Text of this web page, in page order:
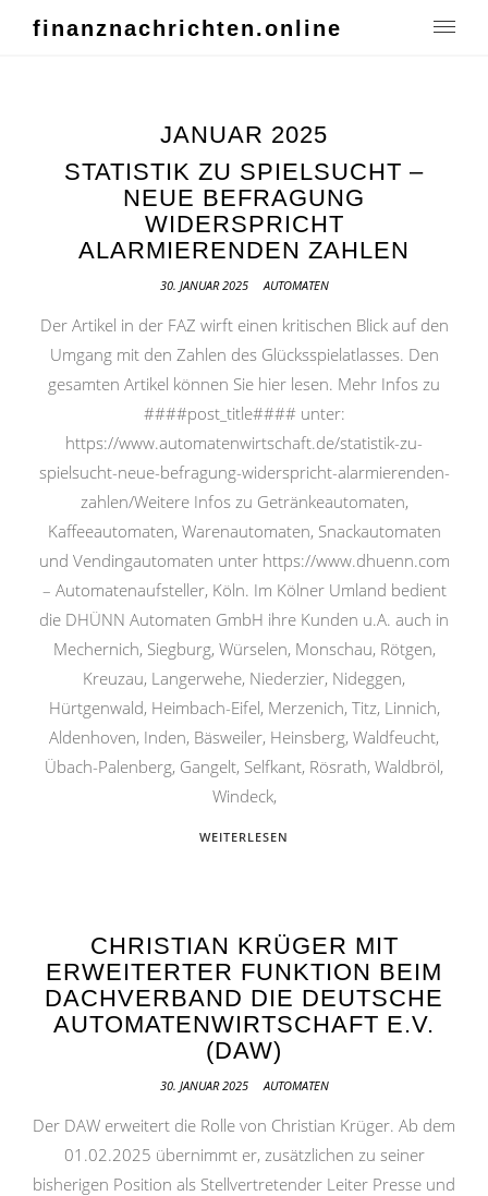
finanznachrichten.online
JANUAR 2025
STATISTIK ZU SPIELSUCHT –
NEUE BEFRAGUNG
WIDERSPRICHT
ALARMIERENDEN ZAHLEN
30. JANUAR 2025 AUTOMATEN
Der Artikel in der FAZ wirft einen kritischen Blick auf den
Umgang mit den Zahlen des Glücksspielatlasses. Den
gesamten Artikel können Sie hier lesen. Mehr Infos zu
####post_title#### unter:
https://www.automatenwirtschaft.de/statistik-zu-
spielsucht-neue-befragung-widerspricht-alarmierenden-
zahlen/Weitere Infos zu Getränkeautomaten,
Kaffeeautomaten, Warenautomaten, Snackautomaten
und Vendingautomaten unter https://www.dhuenn.com
– Automatenaufsteller, Köln. Im Kölner Umland bedient
die DHÜNN Automaten GmbH ihre Kunden u.A. auch in
Mechernich, Siegburg, Würselen, Monschau, Rötgen,
Kreuzau, Langerwehe, Niederzier, Nideggen,
Hürtgenwald, Heimbach-Eifel, Merzenich, Titz, Linnich,
Aldenhoven, Inden, Bäsweiler, Heinsberg, Waldfeucht,
Übach-Palenberg, Gangelt, Selfkant, Rösrath, Waldbröl,
Windeck,
WEITERLESEN
CHRISTIAN KRÜGER MIT
ERWEITERTER FUNKTION BEIM
DACHVERBAND DIE DEUTSCHE
AUTOMATENWIRTSCHAFT E.V.
(DAW)
30. JANUAR 2025 AUTOMATEN
Der DAW erweitert die Rolle von Christian Krüger. Ab dem
01.02.2025 übernimmt er, zusätzlichen zu seiner
bisherigen Position als Stellvertretender Leiter Presse und